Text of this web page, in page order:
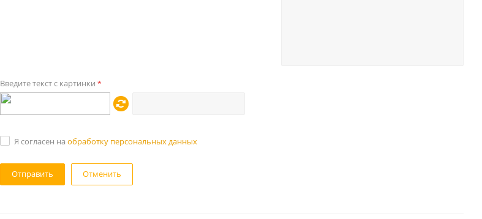
Введите текст с картинки *
Я согласен на обработку персональных данных
Отменить